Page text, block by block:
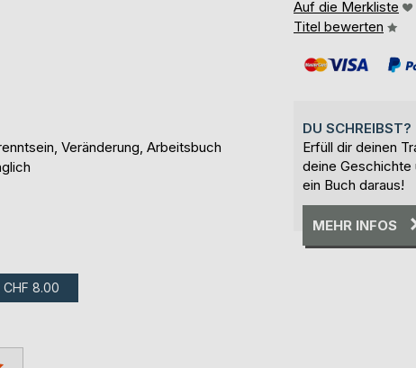
Veränderung, Arbeitsbuch
CHF 8.00
Auf die Merkliste
Titel bewerten
DU SCHREIBST?
Erfüll dir deinen
deine Geschichte
ein Buch daraus!
MEHR INFOS